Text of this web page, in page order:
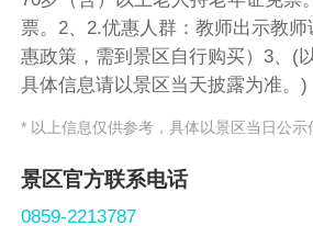
票。2、2.优惠人群：教师出示教
惠政策，需到景区自行购买）3、(
具体信息请以景区当天披露为准。)
* 以上信息仅供参考，具体以景区当日公示
景区官方联系电话
0859-2213787